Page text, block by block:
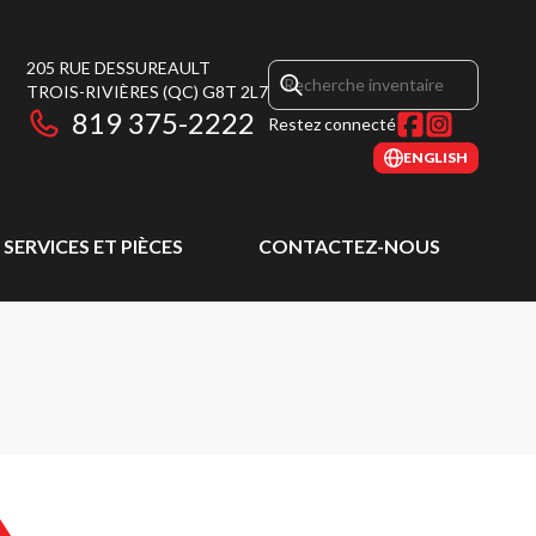
205 RUE DESSUREAULT
TROIS-RIVIÈRES (QC) G8T 2L7
819 375-2222 Restez connecté
ENGLISH
SERVICES ET PIÈCES CONTACTEZ-NOUS